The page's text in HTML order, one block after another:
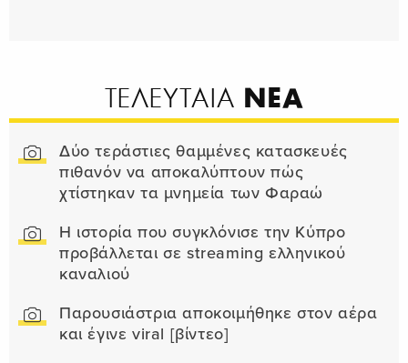
ΤΕΛΕΥΤΑΙΑ ΝΕΑ
Δύο τεράστιες θαμμένες κατασκευές
πιθανόν να αποκαλύπτουν πώς
χτίστηκαν τα μνημεία των Φαραώ
Η ιστορία που συγκλόνισε την Κύπρο
προβάλλεται σε streaming ελληνικού
καναλιού
Παρουσιάστρια αποκοιμήθηκε στον αέρα
και έγινε viral [βίντεο]